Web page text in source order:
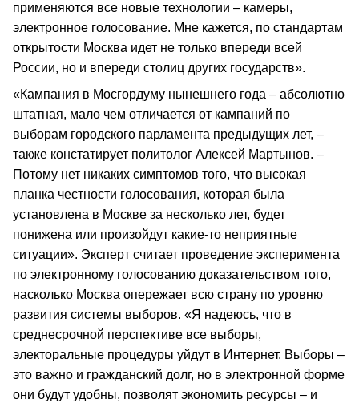
применяются все новые технологии – камеры,
электронное голосование. Мне кажется, по стандартам
открытости Москва идет не только впереди всей
России, но и впереди столиц других государств».
«Кампания в Мосгордуму нынешнего года – абсолютно
штатная, мало чем отличается от кампаний по
выборам городского парламента предыдущих лет, –
также констатирует политолог Алексей Мартынов. –
Потому нет никаких симптомов того, что высокая
планка честности голосования, которая была
установлена в Москве за несколько лет, будет
понижена или произойдут какие-то неприятные
ситуации». Эксперт считает проведение эксперимента
по электронному голосованию доказательством того,
насколько Москва опережает всю страну по уровню
развития системы выборов. «Я надеюсь, что в
среднесрочной перспективе все выборы,
электоральные процедуры уйдут в Интернет. Выборы –
это важно и гражданский долг, но в электронной форме
они будут удобны, позволят экономить ресурсы – и